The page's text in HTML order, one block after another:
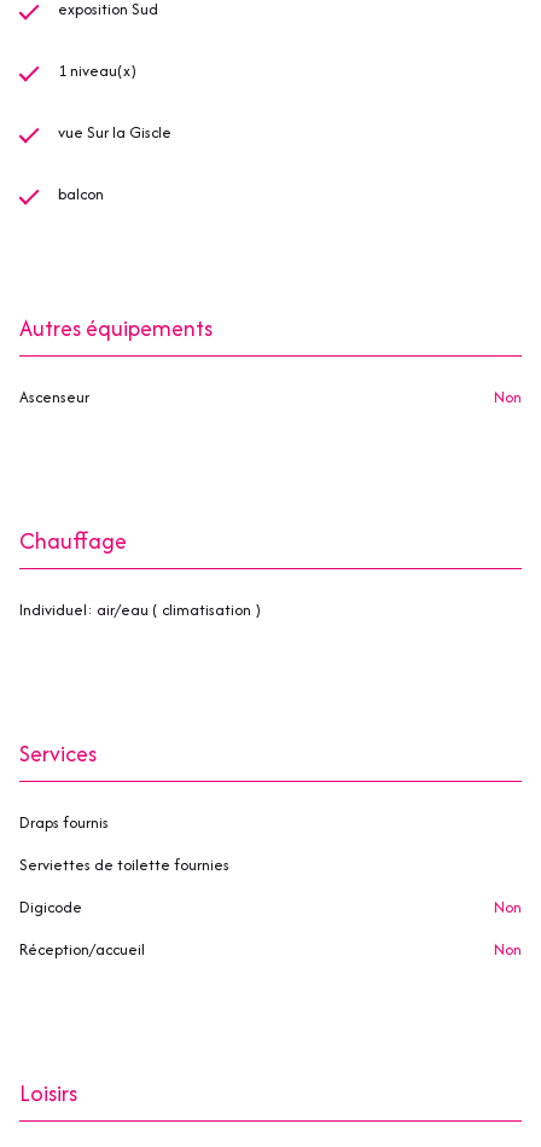
exposition Sud
1 niveau(x)
vue Sur la Giscle
balcon
Autres équipements
Ascenseur non
Chauffage
individuel: air/eau ( climatisation )
Services
Draps fournis
Serviettes de toilette fournies
Digicode
non
Réception/accueil
non
Loisirs